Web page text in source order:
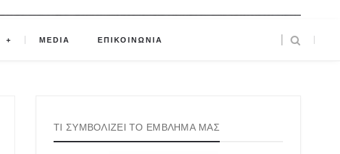
MEDIA ΕΠΙΚΟΙΝΩΝΙΑ
ΤΙ ΣΥΜΒΟΛΙΖΕΙ ΤΟ ΕΜΒΛΗΜΑ ΜΑΣ